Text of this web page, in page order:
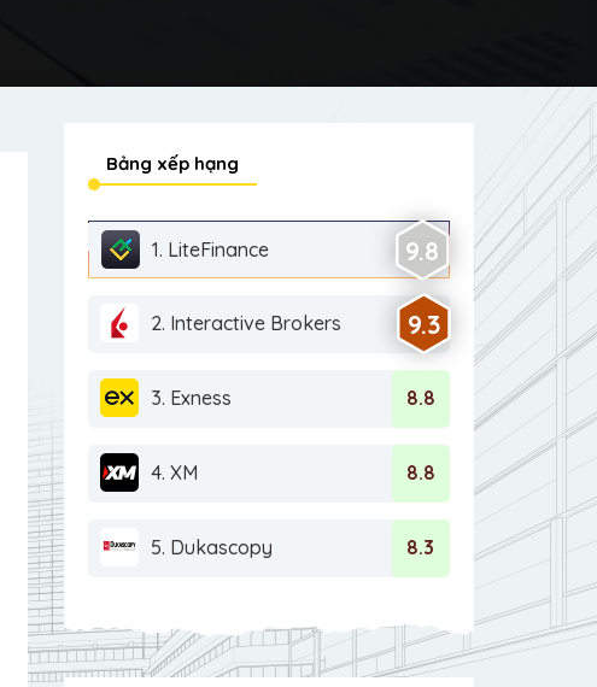
Bảng xếp hạng
1. LiteFinance 9.8
2. Interactive Brokers 9.3
3. Exness 8.8
4. XM 8.8
5. Dukascopy 8.3